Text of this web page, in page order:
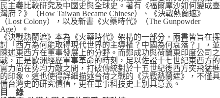
民主義比較研究及中國史與全球史。著有《福爾摩沙如何變成臺
灣府？》（How Taiwan Became Chinese）、《決戰熱蘭遮》
（Lost Colony），以及新書《火藥時代》（The Gunpowder
Age）。
《決戰熱蘭遮》本為《火藥時代》架構的一部分，兩書皆旨在探
討「西方為何能取得現代世界的主導權？中國為何衰落？」，並
陳述東西方在軍事發展上的分野。而鄭成功與荷蘭東印度公司之
戰，正是歐洲經歷軍事革命的時刻，足以佐證十七世紀東西方的
實力尚在勢均力敵之間，打破傳統對於十五世紀後西方突飛猛進
的印象。這也使得詳細描述台荷之戰的《決戰熱蘭遮》，不僅具
備台灣史的研究價值，更在軍事科技史上別具意義。
目
錄